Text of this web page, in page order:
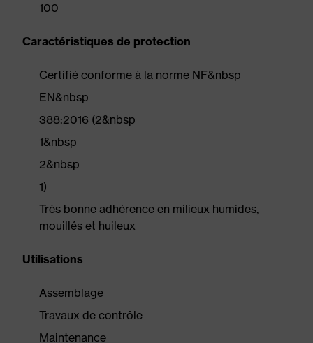
100
Caractéristiques de protection
Certifié conforme à la norme NF&nbsp
EN&nbsp
388:2016 (2&nbsp
1&nbsp
2&nbsp
1)
Très bonne adhérence en milieux humides,
mouillés et huileux
Utilisations
Assemblage
Travaux de contrôle
Maintenance